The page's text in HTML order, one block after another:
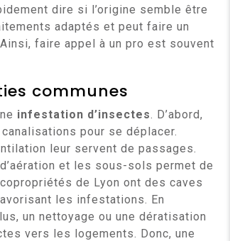
dire si l’origine semble être
adaptés et peut faire un
faire appel à un pro est souvent
communes
infestation d’insectes. D’abord,
pour se déplacer.
leur servent de passages.
et les sous-sols permet de
de Lyon ont des caves
les infestations. En
un nettoyage ou une dératisation
vers les logements. Donc, une